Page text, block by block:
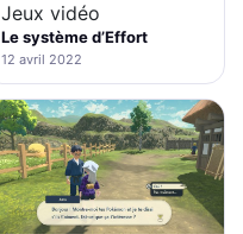
Jeux vidéo
Le système d’Effort
12 avril 2022